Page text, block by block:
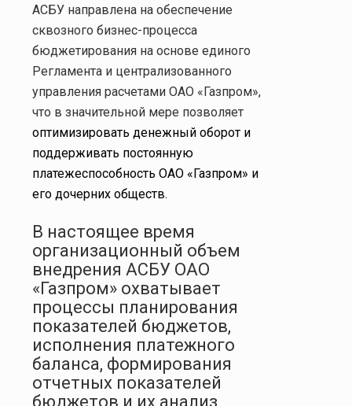
АСБУ направлена на обеспечение
сквозного бизнес-процесса
бюджетирования на основе единого
Регламента и централизованного
управления расчетами ОАО «Газпром»,
что в значительной мере позволяет
оптимизировать денежный оборот и
поддерживать постоянную
платежеспособность ОАО «Газпром» и
его дочерних обществ.
В настоящее время
организационный объем
внедрения АСБУ ОАО
«Газпром» охватывает
процессы планирования
показателей бюджетов,
исполнения платежного
баланса, формирования
отчетных показателей
бюджетов и их анализ.